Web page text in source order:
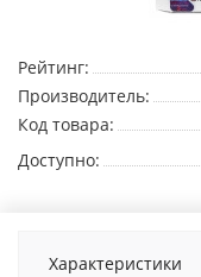
Рейтинг:
Производитель:
Код товара:
Доступно:
Характеристики